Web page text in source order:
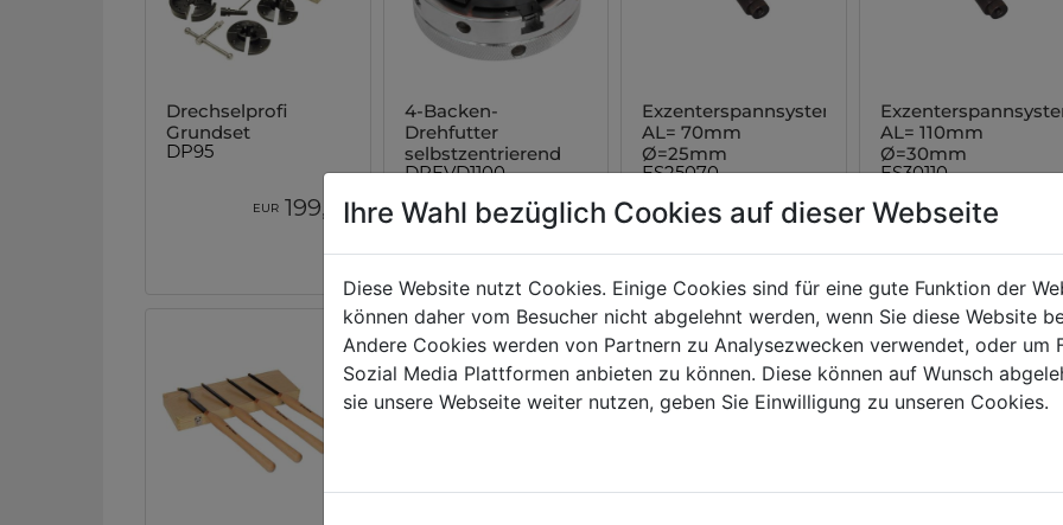
Drechselprofi
Grundset
DP95
EUR 199, 00
4-Backen-
Drehfutter
selbstzentrierend
DREVD1100
EUR 79,00
Exzenterspannsystem
AL= 70mm
Ø=25mm
ES25070
EUR 19,00
AL= 110mm
Ø=30mm
ES30110
EUR
Ihre Wahl bezüglich Cookies auf dieser Webseite
Diese Website nutzt Cookies. Einige Cookies sind für eine gute Funktion der
können daher vom Besucher nicht abgelehnt werden, wenn Sie diese Website
Andere Cookies werden von Partnern zu Analysezwecken verwendet, oder um
Sozial Media Plattformen anbieten zu können. Diese können auf Wunsch
sie unsere Webseite weiter nutzen, geben Sie Einwilligung zu unseren Cookies.